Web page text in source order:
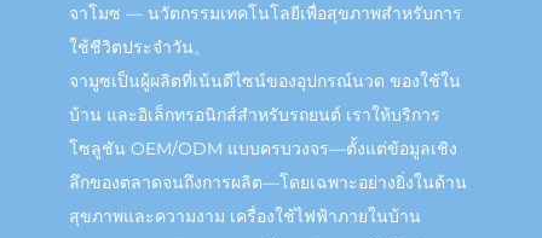
จาโมซ — นวัตกรรมเทคโนโลยีเพื่อสุขภาพสำหรับการ
ใช้ชีวิตประจำวัน。
จามูซเป็นผู้ผลิตที่เน้นดีไซน์ของอุปกรณ์นวด ของใช้ใน
บ้าน และอิเล็กทรอนิกส์สำหรับรถยนต์ เราให้บริการ
โซลูชัน OEM/ODM แบบครบวงจร—ตั้งแต่ข้อมูลเชิง
ลึกของตลาดจนถึงการผลิต—โดยเฉพาะอย่างยิ่งในด้าน
สุขภาพและความงาม เครื่องใช้ไฟฟ้าภายในบ้าน